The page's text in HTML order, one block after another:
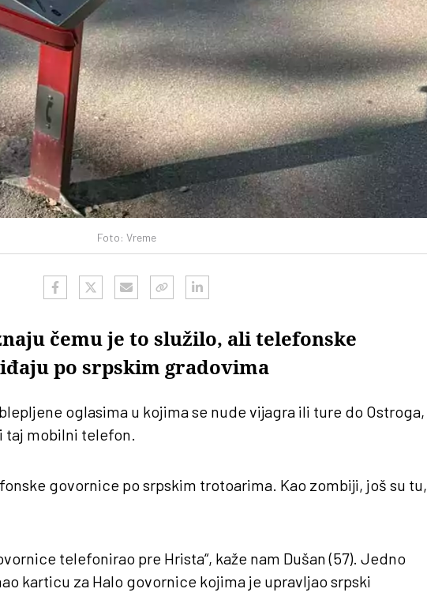
Foto: Vreme
čemu je to služilo, ali telefonske
po srpskim gradovima
oglasima u kojima se nude vijagra ili ture do Ostroga,
taj mobilni telefon.
govornice po srpskim trotoarima. Kao zombiji, još su tu,
telefonirao pre Hrista“, kaže nam Dušan (57). Jedno
karticu za Halo govornice kojima je upravljao srpski